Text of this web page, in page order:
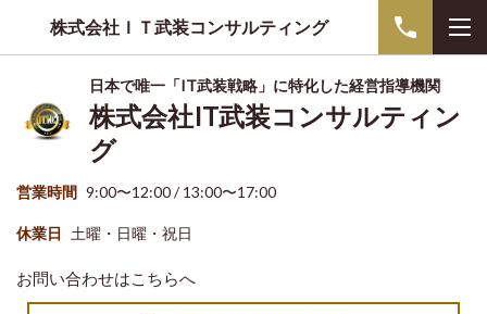
株式会社ＩＴ武装コンサルティング
日本で唯一「IT武装戦略」に特化した経営指導機関
株式会社IT武装コンサルティン
グ
営業時間 9:00〜12:00 / 13:00〜17:00
休業日 土曜・日曜・祝日
お問い合わせはこちらへ